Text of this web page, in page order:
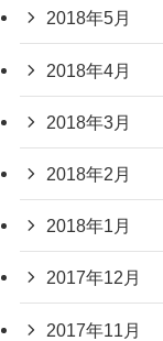
2018年5月
2018年4月
2018年3月
2018年2月
2018年1月
2017年12月
2017年11月